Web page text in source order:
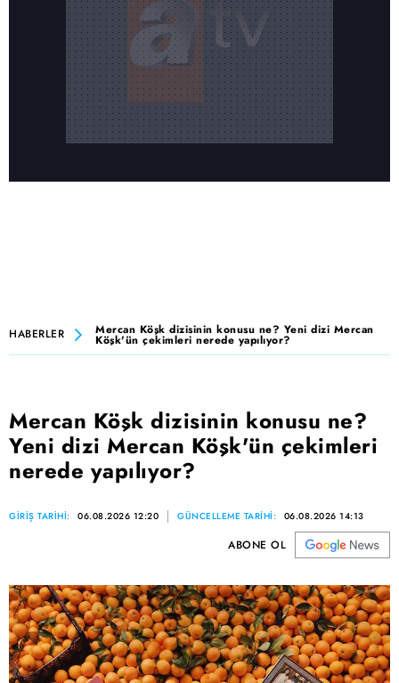
HABERLER Mercan Köşk dizisinin konusu ne? Yeni dizi Mercan
Köşk'ün çekimleri nerede yapılıyor?
Mercan Köşk dizisinin konusu ne?
Yeni dizi Mercan Köşk'ün çekimleri
nerede yapılıyor?
GİRİŞ TARİHİ: 06.08.2026 12:20 GÜNCELLEME TARİHİ: 06.08.2026 14:13
ABONE OL